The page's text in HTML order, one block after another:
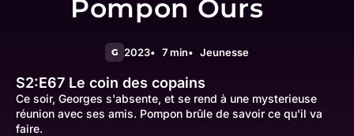
Pompon Ours
G 2023 7 min Jeunesse
S2:E67 Le coin des copains
Ce soir, Georges s'absente, et se rend à une mysterieuse
réunion avec ses amis. Pompon brûle de savoir ce qu'il va
faire.